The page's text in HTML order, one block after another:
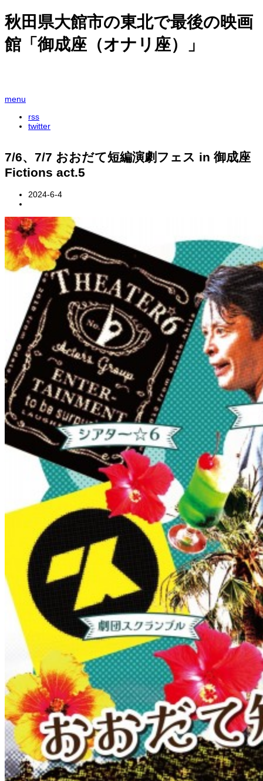
秋田県大館市の東北で最後の映画
館「御成座（オナリ座）」
menu
rss
twitter
7/6、7/7 おおだて短編演劇フェス in 御成座
Fictions act.5
2024-6-4